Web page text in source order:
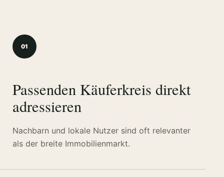
01
Passenden Käuferkreis direkt
adressieren
Nachbarn und lokale Nutzer sind oft relevanter
als der breite Immobilienmarkt.